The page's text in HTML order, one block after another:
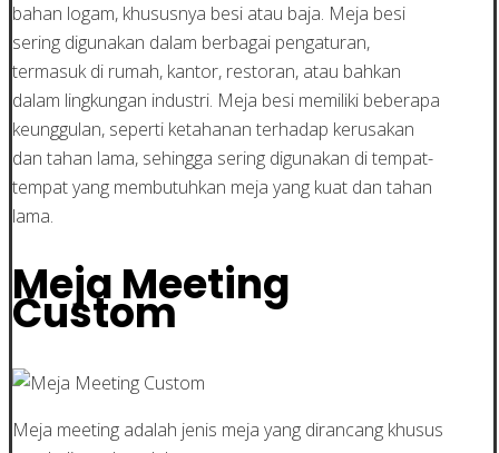
bahan logam, khususnya besi atau baja. Meja besi
sering digunakan dalam berbagai pengaturan,
termasuk di rumah, kantor, restoran, atau bahkan
dalam lingkungan industri. Meja besi memiliki beberapa
keunggulan, seperti ketahanan terhadap kerusakan
dan tahan lama, sehingga sering digunakan di tempat-
tempat yang membutuhkan meja yang kuat dan tahan
lama.
Meja Meeting
Custom
Meja meeting adalah jenis meja yang dirancang khusus